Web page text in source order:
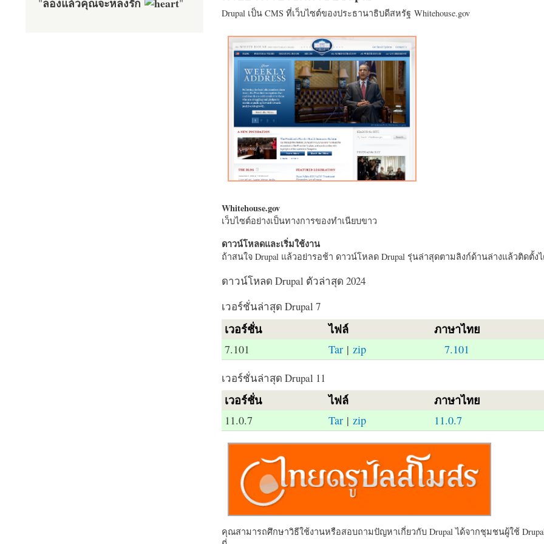
Drupal เป็น CMS ที่เว็บไซต์ของประธานาธิบดีสหรัฐ Whitehouse.gov
Whitehouse.gov
เว็บไซต์อย่างเป็นทางการของทำเนียบขาว
ดาวน์โหลดและเริ่มใช้งาน
ถ้าสนใจ Drupal แล้วอย่ารอช้า ดาวน์โหลด Drupal รุ่นล่าสุดตามลิงก์ด้านล่างแล้วติดตั้ง
ดาวน์โหลด Drupal ตัวล่าสุด 2024
เวอร์ชั่นล่าสุด Drupal 7
เวอร์ชั่น ไฟล์ ภาษาไทย
7.101 Tar| zip 7.101
เวอร์ชั่นล่าสุด Drupal 11
เวอร์ชั่น ไฟล์ ภาษาไทย
11.0.7 Tar| zip 11.0.7
คุณสามารถศึกษาวิธีใช้งานหรือสอบถามปัญหาเกี่ยวกับ Drupal ได้จากชุมชนผู้ใช้
"
"